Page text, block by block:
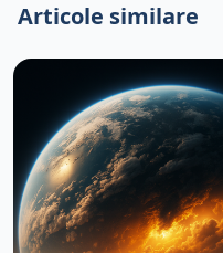
Articole similare